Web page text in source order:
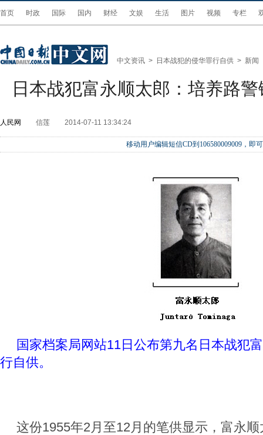
首页 时政 国际 国内 财经 文娱 生活 图片 视频 专栏
中文资讯 > 日本战犯的侵华罪行自供 > 新闻
日本战犯富永顺太郎：培养路
人民网 信莲 2014-07-11 13:34:24
移动用户编辑短信CD到106580009009，即
国家档案局网站11日公布第九名日本战犯
行自供。
这份1955年2月至12月的笔供显示，富永